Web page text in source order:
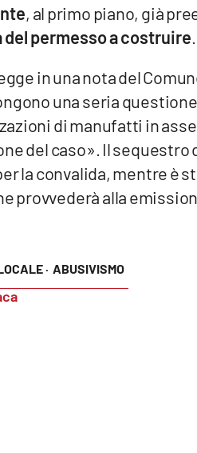
· ABUSIVISMO
, al primo piano, già
del permesso a costruire
in una nota del
una seria
di manufatti in
del caso». Il
la convalida, mentre è
provvederà alla